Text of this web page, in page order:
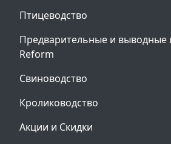
Птицеводство
Предварительные и выводные
Reform
Свиноводство
Кролиководство
Акции и Скидки